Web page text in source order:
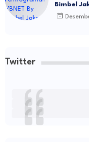
Bimbel
Twitter